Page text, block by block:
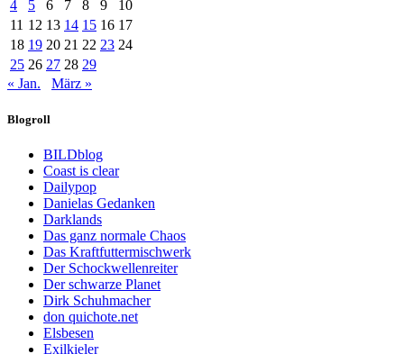
4
5 6 7 8 9
10
11 12 13 14 15 16 17
18 19 20 21 22 23 24
25 26 27 28 29
« Jan.
März »
Blogroll
BILDblog
Coast is clear
Dailypop
Danielas Gedanken
Darklands
Das ganz normale Chaos
Das Kraftfuttermischwerk
Der Schockwellenreiter
Der schwarze Planet
Dirk Schuhmacher
don quichote.net
Elsbesen
Exilkieler